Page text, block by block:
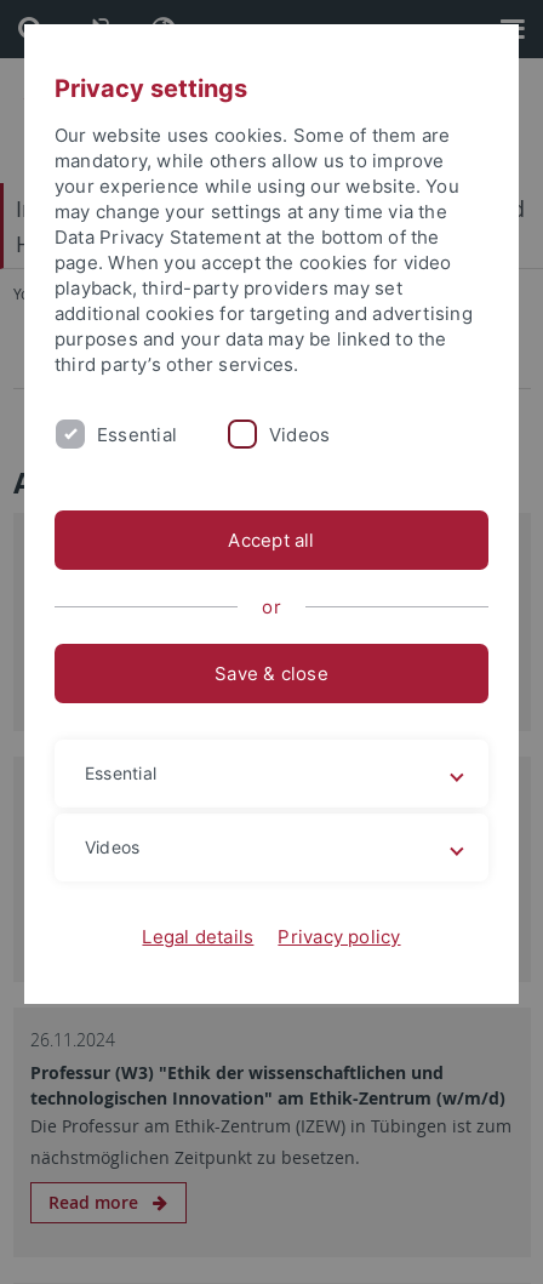
Skip
to
content
Skip
to
footer
International Center for Ethics in the Sciences and
Humanities (IZEW)
You are here: Home ... Pressemitteilungen
Pressemitteilungen
Archiv: Pressemitteilungen
Kaiju-Filmgenre
Maria Pawelec beriet die Bundeszentrale für politische
26.11.2024
Professur (W3) "Ethik der wissenschaftlichen und
technologischen Innovation" am Ethik-Zentrum (w/m/d)
Die Professur am Ethik-Zentrum (IZEW) in Tübingen ist zum
nächstmöglichen Zeitpunkt zu besetzen.
Read more
Privacy settings
Our website uses cookies. Some of them are
mandatory, while others allow us to improve
your experience while using our website. You
may change your settings at any time via the
Data Privacy Statement at the bottom of the
page. When you accept the cookies for video
playback, third-party providers may set
additional cookies for targeting and advertising
purposes and your data may be linked to the
third party’s other services.
Essential Videos
Accept all
or
Save & close
Essential
Videos
Legal details Privacy policy